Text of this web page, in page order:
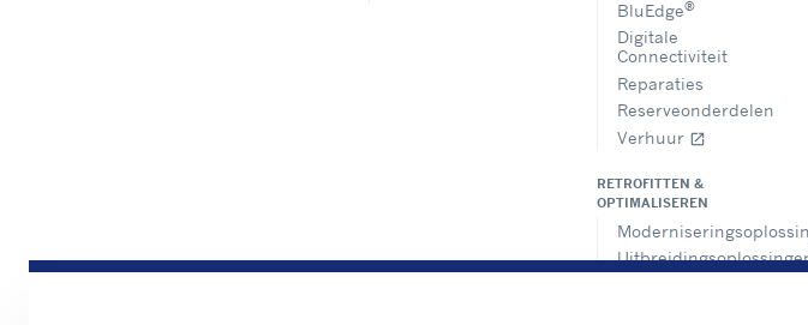
BluEdge®
Digitale
Connectiviteit
Reparaties
Reserveonderdelen
Verhuur open_in_new
RETROFITTEN &
OPTIMALISEREN